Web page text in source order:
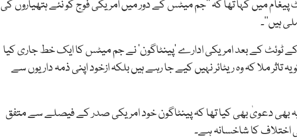
میں کہا تھا کہ ’’جم میٹس کے دور میں امریکی فوج کو نئے ہتھیاروں کی
ہیں‘‘۔
کے بعد امریکی ادارے ’پینٹاگون‘ نے جم میٹس کا ایک خط جاری کیا
ملا کہ وہ ریٹائر نہیں کیے جا رہے ہیں بلکہ ازخود اپنی ذمہ داریوں سے
بھی دعویٰ بھی کیا تھا کہ پینٹاگون خود امریکی صدر کے فیصلے سے متفق
اختلاف کا شاخسانہ ہے۔